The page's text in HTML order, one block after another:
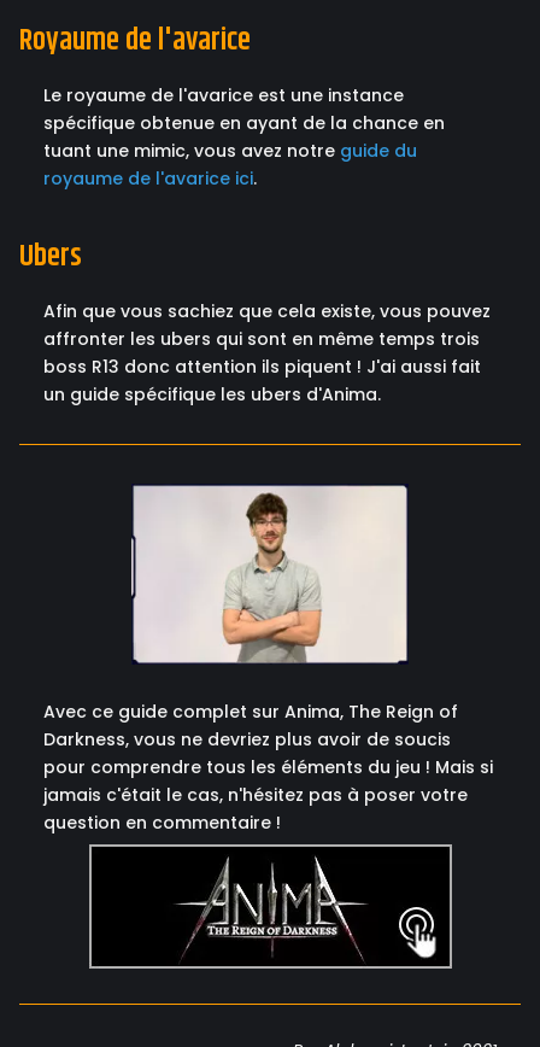
Royaume de l'avarice
Le royaume de l'avarice est une instance
spécifique obtenue en ayant de la chance en
tuant une mimic, vous avez notre guide du
royaume de l'avarice ici.
Ubers
Afin que vous sachiez que cela existe, vous pouvez
affronter les ubers qui sont en même temps trois
boss R13 donc attention ils piquent ! J'ai aussi fait
un guide spécifique les ubers d'Anima.
Avec ce guide complet sur Anima, The Reign of
Darkness, vous ne devriez plus avoir de soucis
pour comprendre tous les éléments du jeu ! Mais si
jamais c'était le cas, n'hésitez pas à poser votre
question en commentaire !